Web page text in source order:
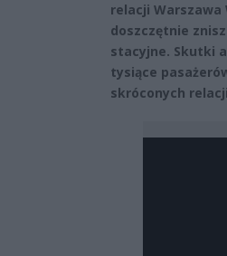
relacji Warszawa
doszczętnie
stacyjne. Skutki
tysiące
skróconych